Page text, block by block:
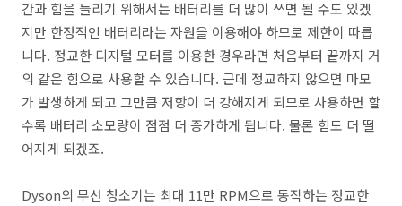
간과 힘을 늘리기 위해서는 배터리를 더 많이 쓰면 될 수도 있겠
지만 한정적인 배터리라는 자원을 이용해야 하므로 제한이 따릅
니다. 정교한 디지털 모터를 이용한 경우라면 처음부터 끝까지 거
의 같은 힘으로 사용할 수 있습니다. 근데 정교하지 않으면 마모
가 발생하게 되고 그만큼 저항이 더 강해지게 되므로 사용하면 할
수록 배터리 소모량이 점점 더 증가하게 됩니다. 물론 힘도 더 떨
어지게 되겠죠.
Dyson의 무선 청소기는 최대 11만 RPM으로 동작하는 정교한